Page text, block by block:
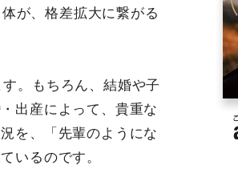
が、格差拡大に繋がる
。もちろん、結婚や子
出産によって、貴重な
を、「先輩のようにな
いるのです。